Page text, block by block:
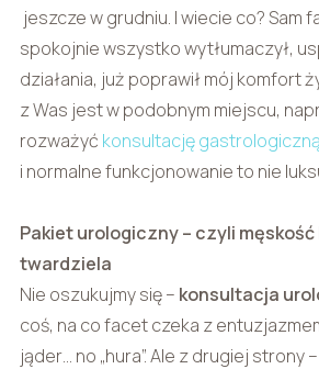
jeszcze w grudniu. I wiecie co? Sam
spokojnie wszystko wytłumaczył,
działania, już poprawił mój komfort
z Was jest w podobnym miejscu,
rozważyć konsultację gastrologiczną
i normalne funkcjonowanie to nie
Pakiet urologiczny – czyli
twardziela
Nie oszukujmy się – konsultacja
coś, na co facet czeka z
jąder… no „hura”. Ale z drugiej strony